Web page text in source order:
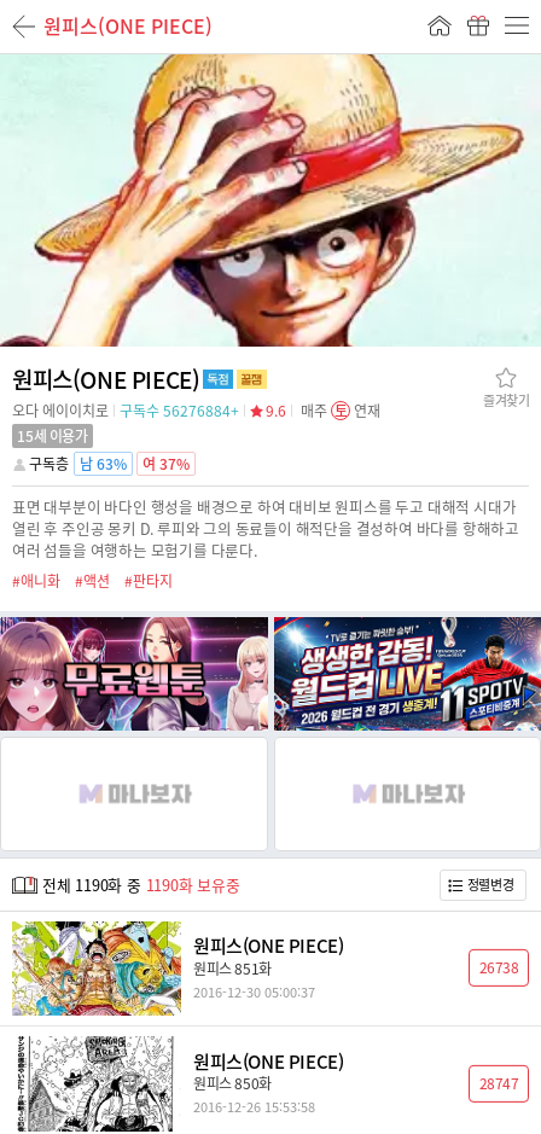
원피스(ONE PIECE)
즐겨찾기
원피스(ONE PIECE)
오다 에이이치로 구독수 56276884+ 9.6 매주 토 연재
15세 이용가
구독층 남 63% 여 37%
표면 대부분이 바다인 행성을 배경으로 하여 대비보 원피스를 두고 대해적 시대가
열린 후 주인공 몽키 D. 루피와 그의 동료들이 해적단을 결성하여 바다를 항해하고
여러 섬들을 여행하는 모험기를 다룬다.
#애니화 #액션 #판타지
전체 1190화 중 1190화 보유중 정렬변경
원피스(ONE PIECE)
원피스 851화
2016-12-30 05:00:37
26738
원피스(ONE PIECE)
원피스 850화
2016-12-26 15:53:58
28747